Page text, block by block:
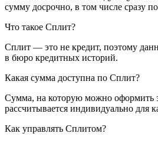
сумму досрочно, в том числе сразу
Что такое Сплит?
Сплит — это не кредит, поэтому
в бюро кредитных историй.
Какая сумма доступна по Сплит?
Сумма, на которую можно оформить
рассчитывается индивидуально для
Как управлять Сплитом?